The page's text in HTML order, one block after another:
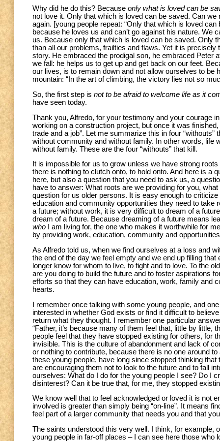
Why did he do this? Because only what is loved can be
not love it. Only that which is loved can be saved. Can
again. [young people repeat: “Only that which is loved
because he loves us and can’t go against his nature.
us. Because only that which is loved can be saved. Only
than all our problems, frailties and flaws. Yet it is
story. He embraced the prodigal son, he embraced Peter
we fall: he helps us to get up and get back on our feet.
our lives, is to remain down and not allow ourselves to be
mountain: “In the art of climbing, the victory lies not so
So, the first step is not to be afraid to welcome life as it
have seen today.
Thank you, Alfredo, for your testimony and your courage
working on a construction project, but once it was
trade and a job”. Let me summarize this in four
without community and without family. In other words, life
without family. These are the four “withouts” that kill.
It is impossible for us to grow unless we have strong
there is nothing to clutch onto, to hold onto. And here is a
here, but also a question that you need to ask us, a
have to answer: What roots are we providing for you,
question for us older persons. It is easy enough to
education and community opportunities they need to take
a future; without work, it is very difficult to dream of a
dream of a future. Because dreaming of a future means
who I am living for, the one who makes it worthwhile for
by providing work, education, community and
As Alfredo told us, when we find ourselves at a loss and
the end of the day we feel empty and we end up filling
longer know for whom to live, to fight and to love. To the
are you doing to build the future and to foster aspirations
efforts so that they can have education, work, family and
hearts.
I remember once talking with some young people, and
interested in whether God exists or find it difficult to
return what they thought. I remember one particular
“Father, it’s because many of them feel that, little by
people feel that they have stopped existing for others,
invisible. This is the culture of abandonment and lack of
or nothing to contribute, because there is no one around
these young people, have long since stopped thinking
are encouraging them not to look to the future and to fall
ourselves: What do I do for the young people I see? Do I
disinterest? Can it be true that, for me, they stopped
We know well that to feel acknowledged or loved it is not
involved is greater than simply being “on-line”. It means
feel part of a larger community that needs you and that
The saints understood this very well. I think, for example,
young people in far-off places – I can see here those